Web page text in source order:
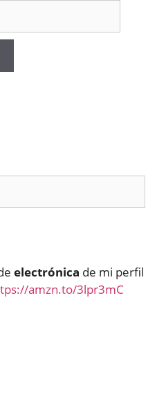
electrónica de mi perfil
amzn.to/3lpr3mC